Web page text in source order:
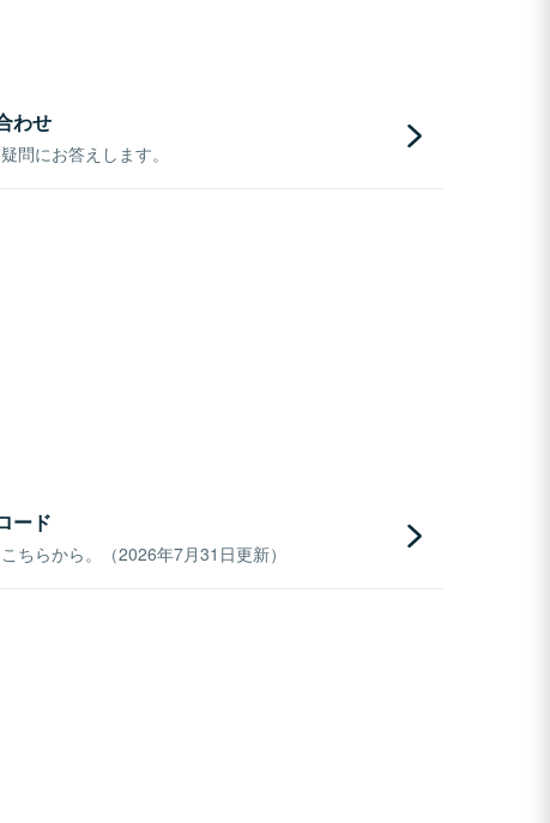
わせ
問にお答えします。
ード
ちらから。（2026年7月31日更新）